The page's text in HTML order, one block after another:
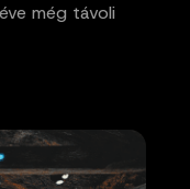
még távoli